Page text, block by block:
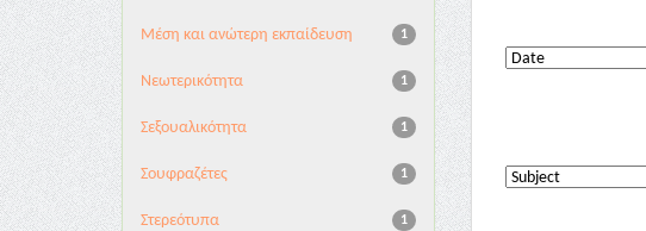
1
Μέση και ανώτερη εκπαίδευση
1
Νεωτερικότητα
1
Σεξουαλικότητα
1
Σουφραζέτες
1
Στερεότυπα